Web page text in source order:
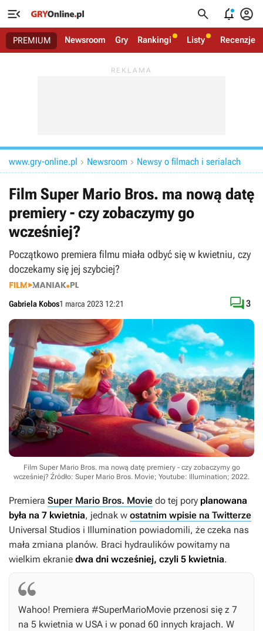
   
PREMIUM Newsroom Gry Rankingi Listy Recenzje
www.gry-online.pl  Newsroom  Newsy o filmach i serialach
Film Super Mario Bros. ma nową datę
premiery - czy zobaczymy go
wcześniej?
Początkowo premiera filmu miała odbyć się w kwietniu, czy
doczekamy się jej szybciej?
Gabriela Kobos1 marca 2023 12:21 3
Film Super Mario Bros. ma nową datę premiery - czy zobaczymy go
wcześniej? Źródło: Super Mario Bros. Movie; Youtube: Illumination; 2022.
Premiera Super Mario Bros. Movie do tej pory planowana
była na 7 kwietnia, jednak w ostatnim wpisie na Twitterze
Universal Studios i Illumination powiadomili, że czeka nas
mała zmiana planów. Braci hydraulików powitamy na
wielkim ekranie dwa dni wcześniej, czyli 5 kwietnia.
Wahoo! Premiera #SuperMarioMovie przenosi się z 7
na 5 kwietnia w USA i w ponad 60 innych krajach. W